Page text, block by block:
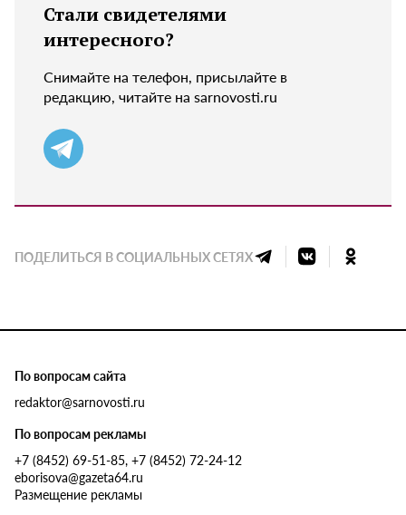
Стали свидетелями
интересного?
Снимайте на телефон, присылайте в
редакцию, читайте на sarnovosti.ru
ПОДЕЛИТЬСЯ В СОЦИАЛЬНЫХ СЕТЯХ
По вопросам сайта
redaktor@sarnovosti.ru
По вопросам рекламы
+7 (8452) 69-51-85, +7 (8452) 72-24-12
eborisova@gazeta64.ru
Размещение рекламы